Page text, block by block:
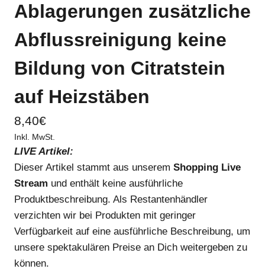
Ablagerungen zusätzliche
Abflussreinigung keine
Bildung von Citratstein
auf Heizstäben
8,40€
Inkl. MwSt.
LIVE Artikel:
Dieser Artikel stammt aus unserem Shopping Live
Stream und enthält keine ausführliche
Produktbeschreibung. Als Restantenhändler
verzichten wir bei Produkten mit geringer
Verfügbarkeit auf eine ausführliche Beschreibung, um
unsere spektakulären Preise an Dich weitergeben zu
können.